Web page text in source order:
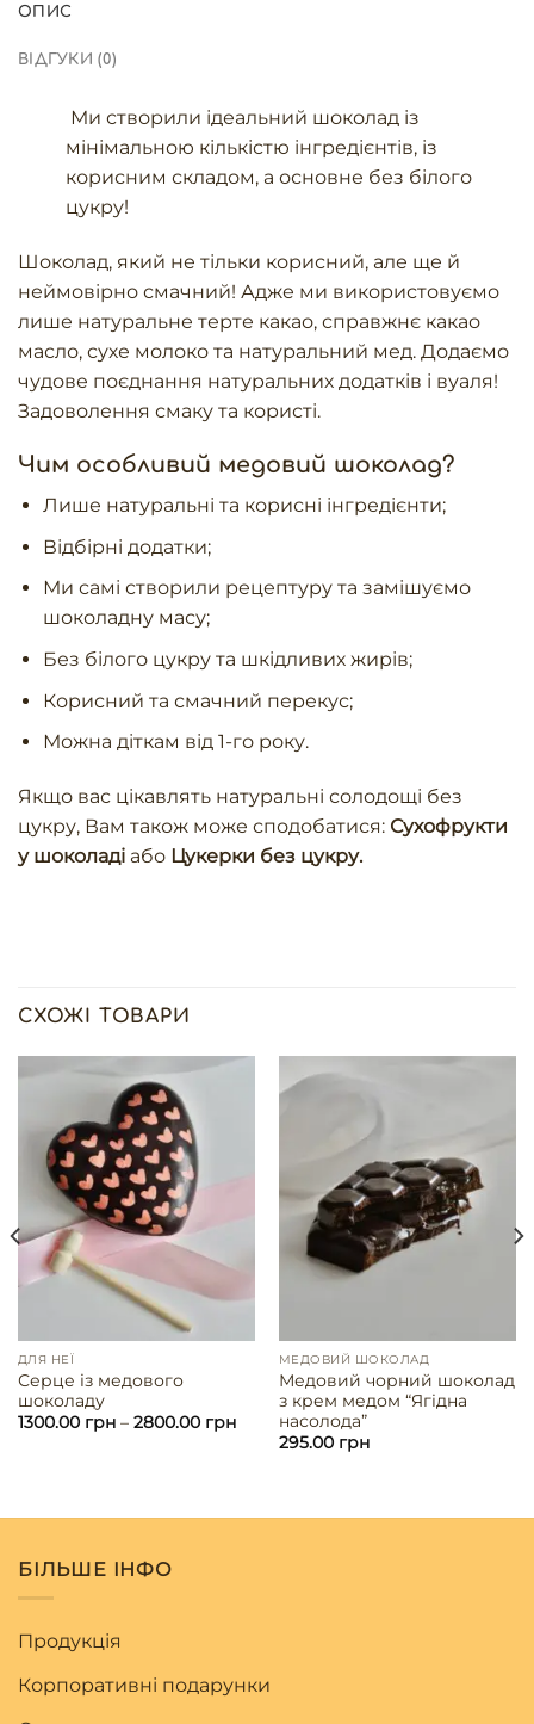
ОПИС
ВІДГУКИ (0)
Ми створили ідеальний шоколад із
мінімальною кількістю інгредієнтів, із
корисним складом, а основне без білого
цукру!
Шоколад, який не тільки корисний, але ще й
неймовірно смачний! Адже ми використовуємо
лише натуральне терте какао, справжнє какао
масло, сухе молоко та натуральний мед. Додаємо
чудове поєднання натуральних додатків і вуаля!
Задоволення смаку та користі.
Чим особливий медовий шоколад?
Лише натуральні та корисні інгредієнти;
Відбірні додатки;
Ми самі створили рецептуру та замішуємо
шоколадну масу;
Без білого цукру та шкідливих жирів;
Корисний та смачний перекус;
Можна діткам від 1-го року.
Якщо вас цікавлять натуральні солодощі без
цукру, Вам також може сподобатися: Сухофрукти
у шоколаді або Цукерки без цукру.
СХОЖІ ТОВАРИ
ДЛЯ НЕЇ
Серце із медового
шоколаду
1300.00 грн– 2800.00 грн
МЕДОВИЙ ШОКОЛАД
Медовий чорний шоколад
з крем медом “Ягідна
насолода”
295.00 грн
БІЛЬШЕ ІНФО
Продукція
Корпоративні подарунки